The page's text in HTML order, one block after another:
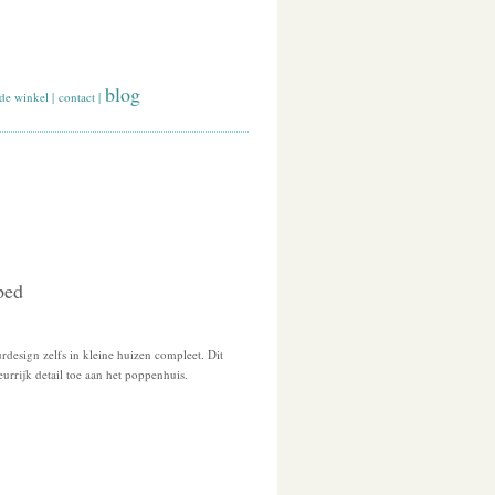
winkel| contact | blog
zelfs in kleine huizen compleet. Dit
detail toe aan het poppenhuis.